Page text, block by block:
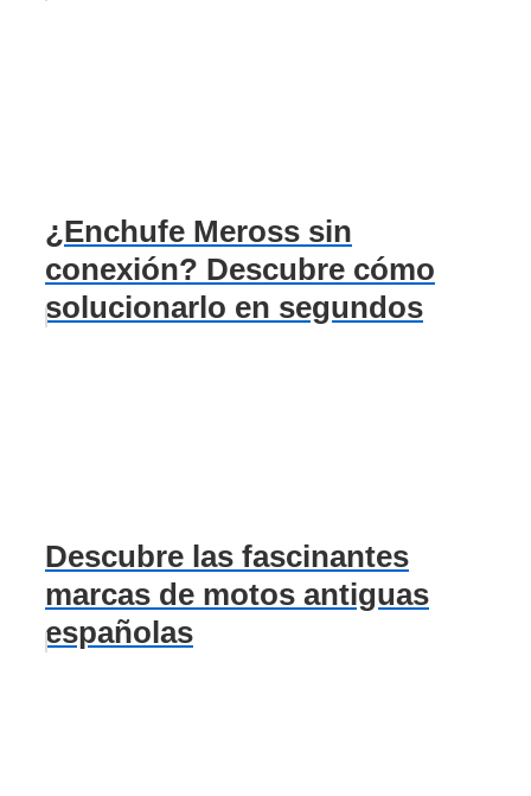
¿Enchufe Meross sin
conexión? Descubre cómo
solucionarlo en segundos
Descubre las fascinantes
marcas de motos antiguas
españolas